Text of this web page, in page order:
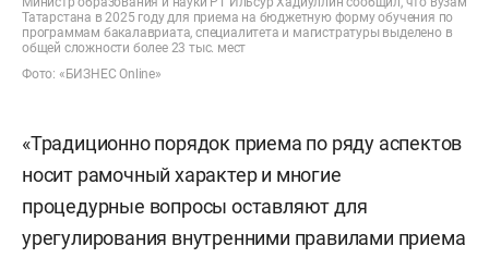
Татарстана в 2025 году для приема на бюджетную форму обучения по
программам бакалавриата, специалитета и магистратуры выделено в
общей сложности более 23 тыс. мест
Фото: «БИЗНЕС Online»
«Традиционно порядок приема по ряду аспектов
носит рамочный характер и многие
процедурные вопросы оставляют для
урегулирования внутренними правилами приема